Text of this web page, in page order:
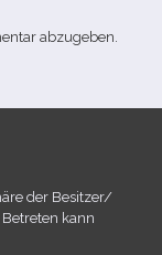
abzugeben.
der Besitzer/​
kann